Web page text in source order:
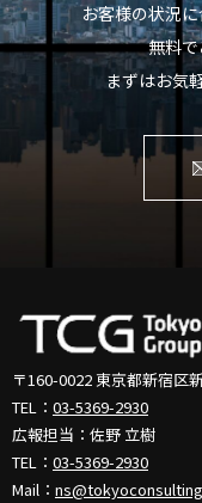
お客様の状況
無料
まずはお気
〒160-0022 東京都新宿区
TEL： 03-5369-2930
広報担当：佐野 立樹
TEL： 03-5369-2930
Mail：